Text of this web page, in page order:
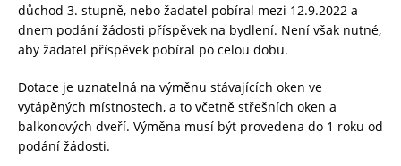
důchod 3. stupně, nebo žadatel pobíral mezi 12.9.2022 a
dnem podání žádosti příspěvek na bydlení. Není však nutné,
aby žadatel příspěvek pobíral po celou dobu.
Dotace je uznatelná na výměnu stávajících oken ve
vytápěných místnostech, a to včetně střešních oken a
balkonových dveří. Výměna musí být provedena do 1 roku od
podání žádosti.